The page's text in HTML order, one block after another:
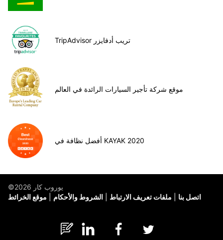
TripAdvisor تريب أدفايزر
موقع شركة تأجير السيارات الرائدة في العالم
أفضل نظافة في KAYAK 2020
©يوروب كار 2026
موقع الخرائط
الشروط والأحكام ملفات تعريف الارتباط اتصل بنا